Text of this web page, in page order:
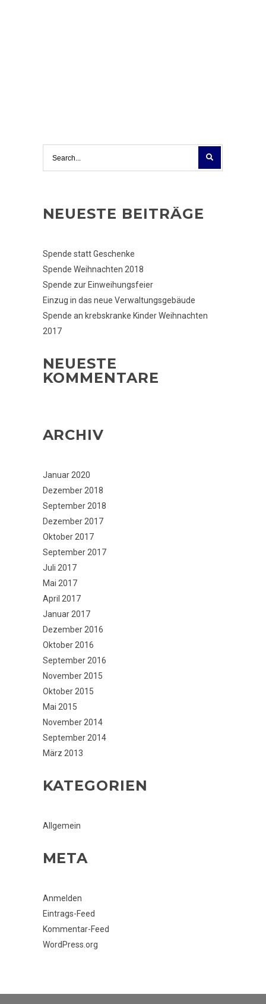
NEUESTE BEITRÄGE
Spende statt Geschenke
Spende Weihnachten 2018
Spende zur Einweihungsfeier
Einzug in das neue Verwaltungsgebäude
Spende an krebskranke Kinder Weihnachten
2017
NEUESTE
KOMMENTARE
ARCHIV
Januar 2020
Dezember 2018
September 2018
Dezember 2017
Oktober 2017
September 2017
Juli 2017
Mai 2017
April 2017
Januar 2017
Dezember 2016
Oktober 2016
September 2016
November 2015
Oktober 2015
Mai 2015
November 2014
September 2014
März 2013
KATEGORIEN
Allgemein
META
Anmelden
Eintrags-Feed
Kommentar-Feed
WordPress.org